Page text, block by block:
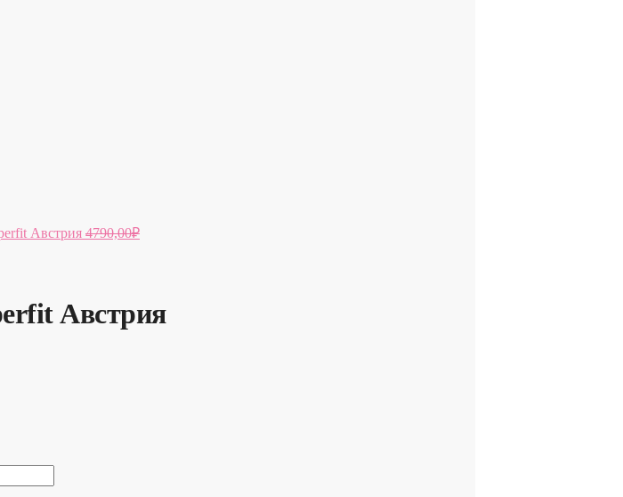
Австрия 4790,00₽
Австрия